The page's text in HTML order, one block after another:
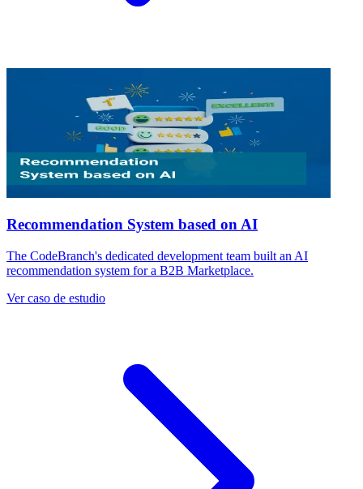
Recommendation System based on AI
The CodeBranch's dedicated development team built an AI
recommendation system for a B2B Marketplace.
Ver caso de estudio